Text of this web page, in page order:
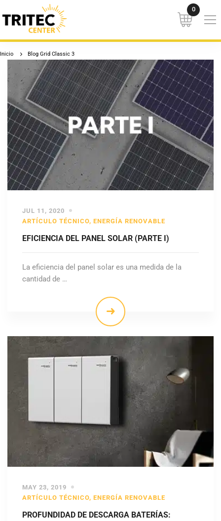
Inicio Blog Grid Classic 3
JUL 11, 2020
ARTÍCULO TÉCNICO, ENERGÍA RENOVABLE
EFICIENCIA DEL PANEL SOLAR (PARTE I)
La eficiencia del panel solar es una medida de la
cantidad de …
MAY 23, 2019
ARTÍCULO TÉCNICO, ENERGÍA RENOVABLE
PROFUNDIDAD DE DESCARGA BATERÍAS: